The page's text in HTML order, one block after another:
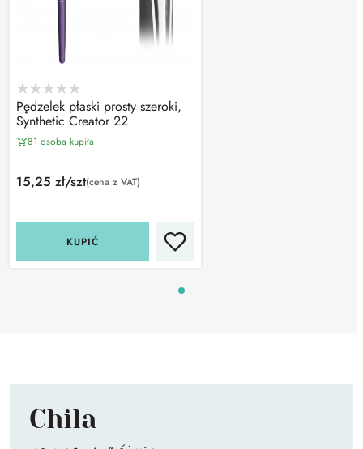
Pędzelek płaski prosty szeroki,
Synthetic Creator 22
81 osoba kupiła
15,25 zł/szt(cena z VAT)
KUPIĆ
Chila